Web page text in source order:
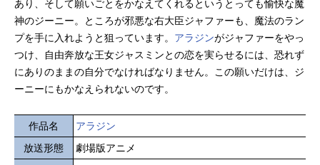
あり、そして願いごとをかなえてくれるというとっても愉快な魔
神のジーニー。ところが邪悪な右大臣ジャファーも、魔法のラン
プを手に入れようと狙っています。 アラジンがジャファーをやっ
つけ、自由奔放な王女ジャスミンとの恋を実らせるには、恐れず
にありのままの自分でなければなりません。この願いだけは、ジ
ーニーにもかなえられないのです。
作品名
アラジン
放送形態
劇場版アニメ